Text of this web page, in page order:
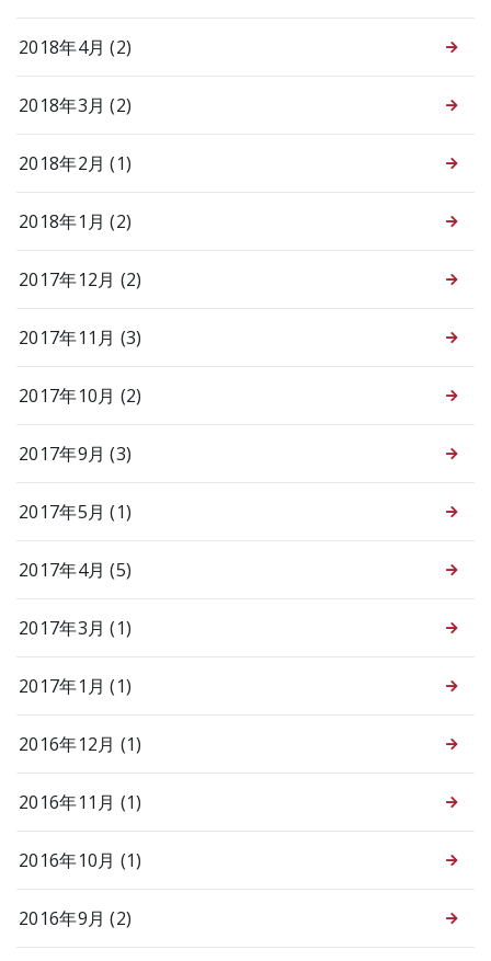
2018年4月 (2)
2018年3月 (2)
2018年2月 (1)
2018年1月 (2)
2017年12月 (2)
2017年11月 (3)
2017年10月 (2)
2017年9月 (3)
2017年5月 (1)
2017年4月 (5)
2017年3月 (1)
2017年1月 (1)
2016年12月 (1)
2016年11月 (1)
2016年10月 (1)
2016年9月 (2)